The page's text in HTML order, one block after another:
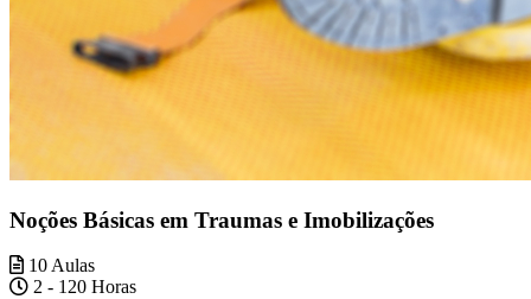
Noções Básicas em Traumas e Imobilizações
10 Aulas
2 - 120 Horas